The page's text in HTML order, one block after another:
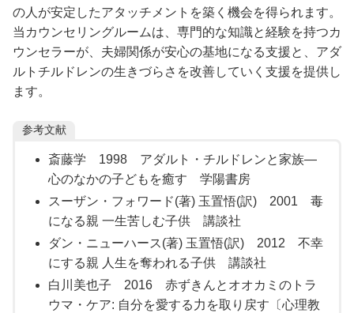
の人が安定したアタッチメントを築く機会を得られます。
当カウンセリングルームは、専門的な知識と経験を持つカ
ウンセラーが、夫婦関係が安心の基地になる支援と、アダ
ルトチルドレンの生きづらさを改善していく支援を提供し
ます。
参考文献
斎藤学 1998 アダルト・チルドレンと家族―
心のなかの子どもを癒す 学陽書房
スーザン・フォワード(著) 玉置悟(訳) 2001 毒
になる親 一生苦しむ子供 講談社
ダン・ニューハース(著) 玉置悟(訳) 2012 不幸
にする親 人生を奪われる子供 講談社
白川美也子 2016 赤ずきんとオオカミのトラ
ウマ・ケア: 自分を愛する力を取り戻す〔心理教